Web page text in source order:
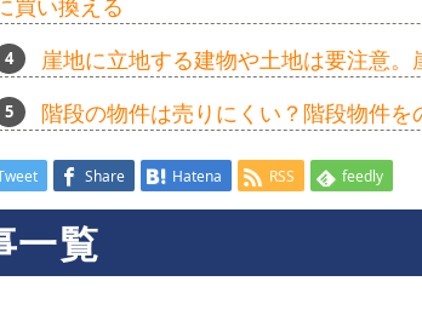
崖地に立地する建物や土地は要注意
階段の物件は売りにくい？階段物件
Share Hatena RSS feedly
一覧